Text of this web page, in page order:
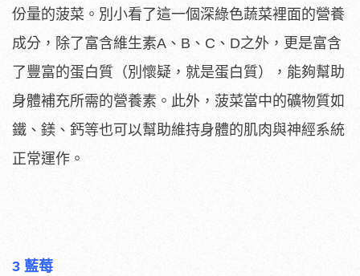
份量的菠菜。別小看了這一個深綠色蔬菜裡面的營養
成分，除了富含維生素A、B、C、D之外，更是富含
了豐富的蛋白質（別懷疑，就是蛋白質），能夠幫助
身體補充所需的營養素。此外，菠菜當中的礦物質如
鐵、鎂、鈣等也可以幫助維持身體的肌肉與神經系統
正常運作。
3 藍莓